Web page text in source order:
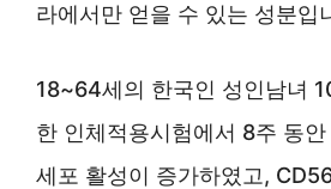
라에서만 얻을 수 있는 성분입
18~64세의 한국인 성인남녀
한 인체적용시험에서 8주 동
세포 활성이 증가하였고,